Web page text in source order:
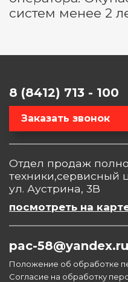
систем менее 2
8 (8412) 713 - 100
Заказать звонок
Отдел продаж
техники,сервисный
ул. Аустрина, 3В
посмотреть на
pac-58@yandex.ru
Положение об обработке
Согласие на обработку